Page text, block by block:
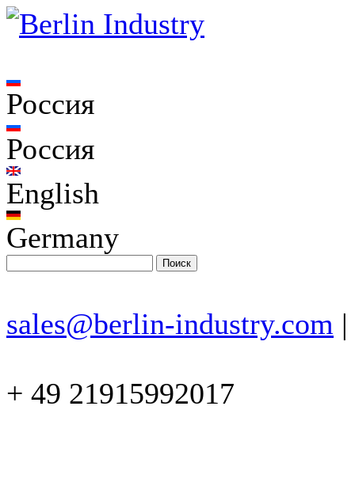
Россия
Россия
English
Germany
sales@berlin-industry.com |
+ 49 21915992017